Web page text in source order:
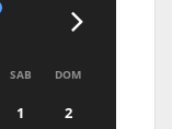
SAB DOM
1
2